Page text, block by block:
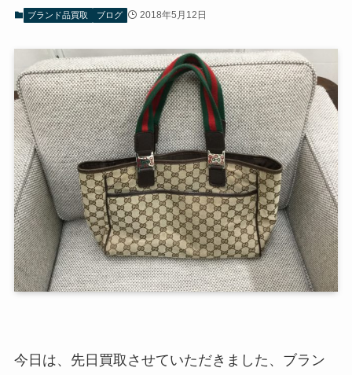
ブランド品買取 ブログ 2018年5月12日
今日は、先日買取させていただきました、ブラン